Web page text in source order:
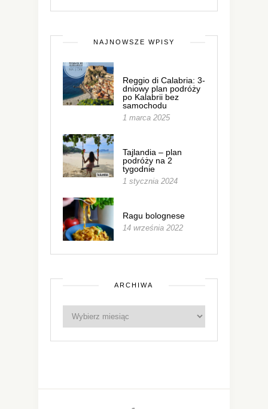
NAJNOWSZE WPISY
Reggio di Calabria: 3-
dniowy plan podróży
po Kalabrii bez
samochodu
1 marca 2025
Tajlandia – plan
podróży na 2
tygodnie
1 stycznia 2024
Ragu bolognese
14 września 2022
ARCHIWA